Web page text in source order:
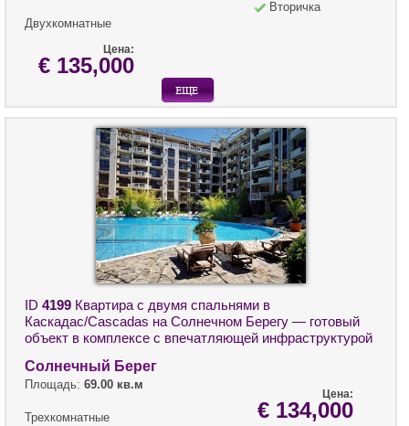
Двухкомнатные
Вторичка
Цена:
€ 135,000
ID 4199 Квартира с двумя спальнями в
Каскадас/Cascadas на Солнечном Берегу — готовый
объект в комплексе с впечатляющей инфраструктурой
Солнечный Берег
Площадь: 69.00 кв.м
Трехкомнатные
Цена:
€ 134,000